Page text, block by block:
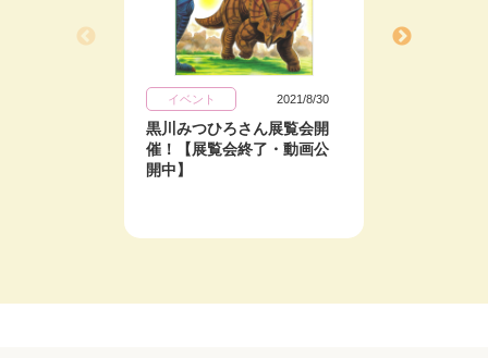
イベント 2021/8/30
黒川みつひろさん展覧会開
催！【展覧会終了・動画公
開中】